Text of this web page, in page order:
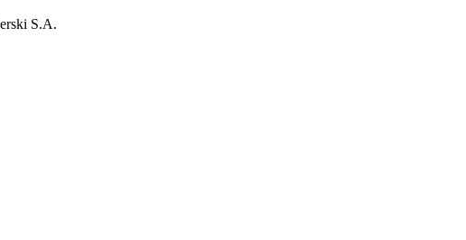
S.A.